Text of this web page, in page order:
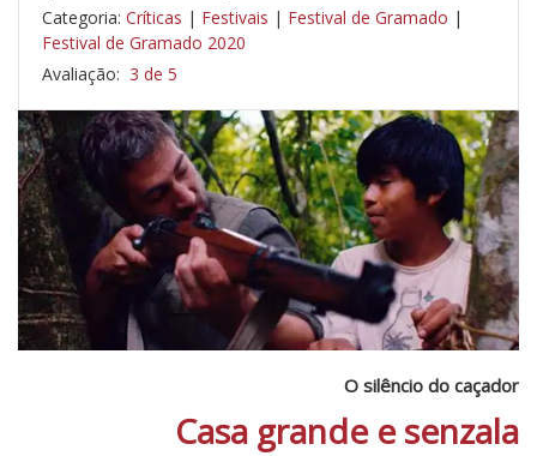
Categoria: Críticas | Festivais | Festival de Gramado |
Festival de Gramado 2020
Avaliação: 3 de 5
O silêncio do caçador
Casa grande e senzala